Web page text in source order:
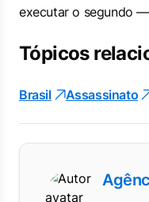
executar o segundo
Tópicos
Brasil Assassinato